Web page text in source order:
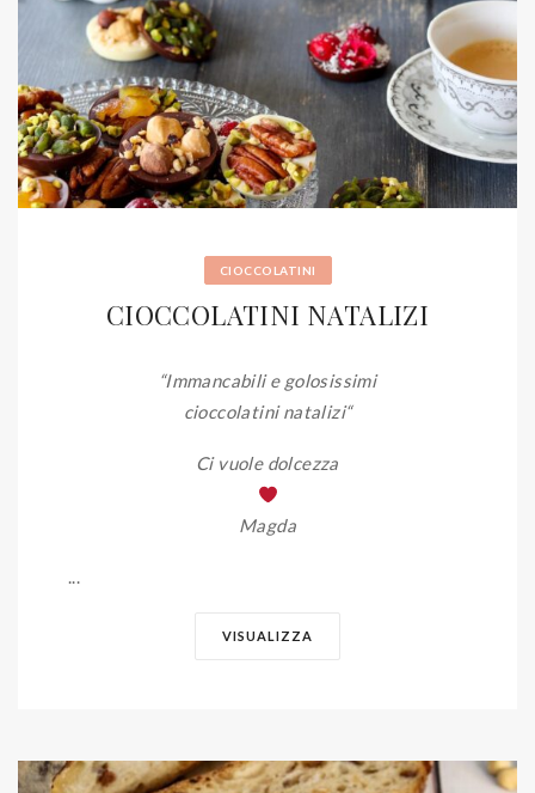
CIOCCOLATINI
CIOCCOLATINI NATALIZI
“Immancabili e golosissimi
cioccolatini natalizi“
Ci vuole dolcezza
Magda
...
VISUALIZZA